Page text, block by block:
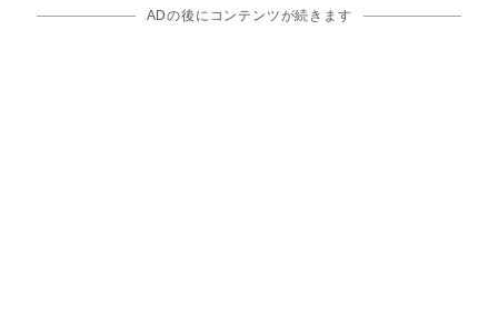
ADの後にコンテンツが続きます